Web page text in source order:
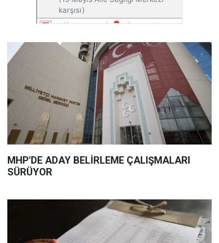
MHP'DE ADAY BELİRLEME ÇALIŞMALARI
SÜRÜYOR